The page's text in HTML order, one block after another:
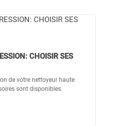
CHOISIR SES
de votre nettoyeur haute
sont disponibles.